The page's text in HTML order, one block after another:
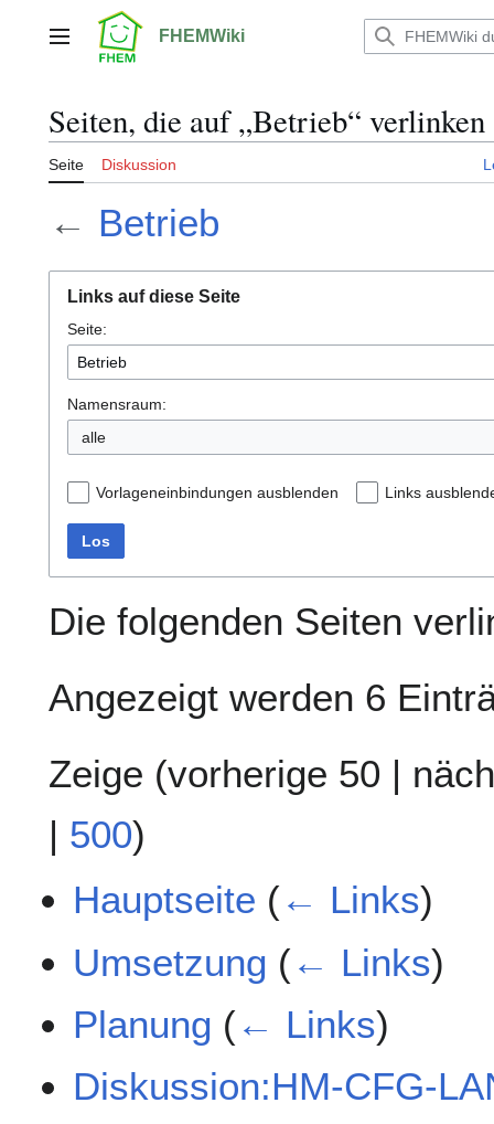
springenHauptmenü FHEMWiki
Seiten, die auf „Betrieb“ verlinken
Seite Diskussion
← Betrieb
Links auf diese Seite
Seite:
Namensraum:
alle
Vorlageneinbindungen ausblenden Links
Los
Die folgenden Seiten
Angezeigt werden 6
Zeige (vorherige 50 |
| 500)
Hauptseite (← Links)
Umsetzung (← Links)
Planung (← Links)
Diskussion:HM-CFG-